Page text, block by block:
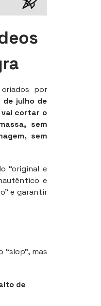
por
julho de
cortar o
sem
sem
“original e
e
e garantir
mas
de